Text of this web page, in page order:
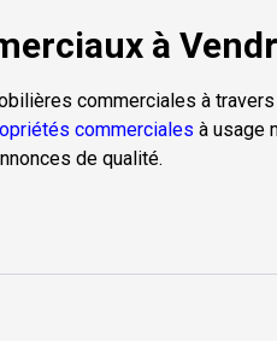
à
commerciales à
commerciales à usage
de qualité.